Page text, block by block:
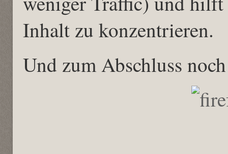
Inhalt zu konzentrieren.
Und zum Abschluss